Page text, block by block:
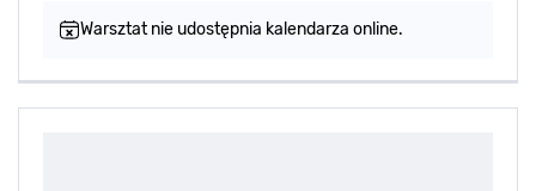
Warsztat nie udostępnia kalendarza online.